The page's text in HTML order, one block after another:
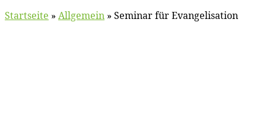
Startseite » Allgemein » Seminar für Evangelisation